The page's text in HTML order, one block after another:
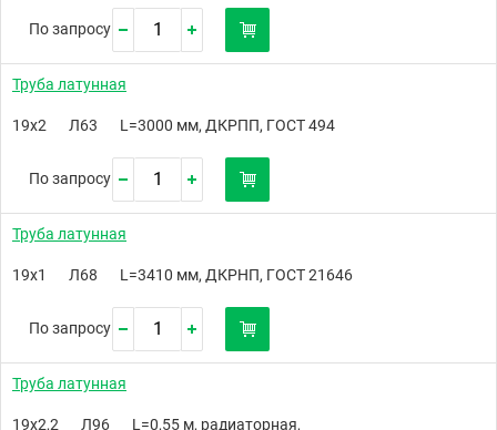
По запросу
Труба латунная
19х2 Л63 L=3000 мм, ДКРПП, ГОСТ 494
По запросу
Труба латунная
19х1 Л68 L=3410 мм, ДКРНП, ГОСТ 21646
По запросу
Труба латунная
19х2,2 Л96
L=0,55 м, радиаторная,